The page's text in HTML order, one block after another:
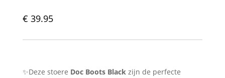
€ 39.95
✨Deze stoere Doc Boots Blackzijn de perfecte